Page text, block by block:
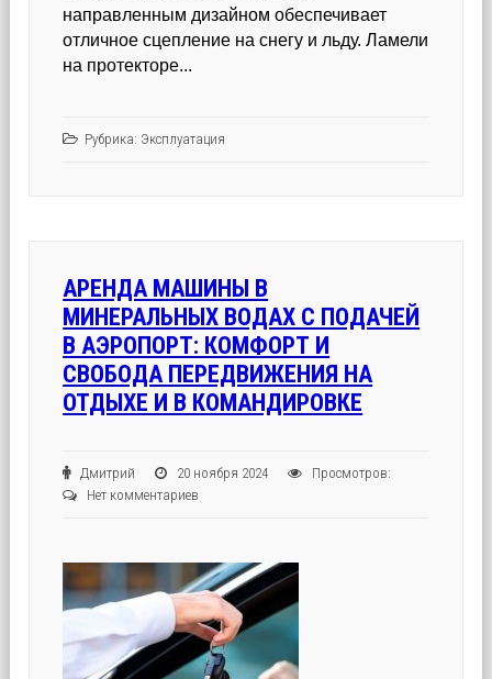
направленным дизайном обеспечивает
отличное сцепление на снегу и льду. Ламели
на протекторе...
Рубрика: Эксплуатация
АРЕНДА МАШИНЫ В
МИНЕРАЛЬНЫХ ВОДАХ С ПОДАЧЕЙ
В АЭРОПОРТ: КОМФОРТ И
СВОБОДА ПЕРЕДВИЖЕНИЯ НА
ОТДЫХЕ И В КОМАНДИРОВКЕ
Дмитрий 20 ноября 2024
Просмотров:
Нет комментариев